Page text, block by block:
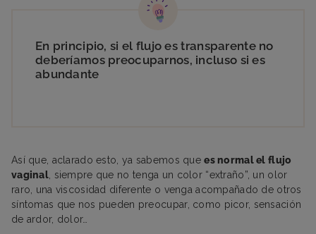
En principio, si el flujo es transparente no
deberíamos preocuparnos, incluso si es
abundante
Así que, aclarado esto, ya sabemos quees normal el flujo
vaginal , siempre que no tenga un color “extraño”, un olor
raro, una viscosidad diferente o venga acompañado de otros
síntomas que nos pueden preocupar, como picor, sensación
de ardor, dolor…